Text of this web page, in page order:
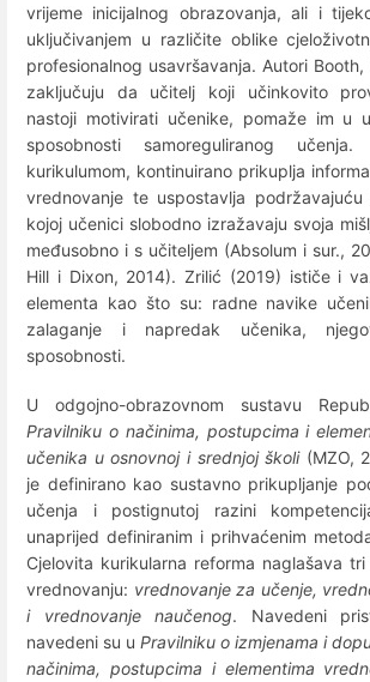
vrijeme inicijalnog obrazovanja, ali i
uključivanjem u različite oblike
profesionalnog usavršavanja. Autori
zaključuju da učitelj koji učinkovito
nastoji motivirati učenike, pomaže im u
sposobnosti samoreguliranog
kurikulumom, kontinuirano prikuplja
vrednovanje te uspostavlja
kojoj učenici slobodno izražavaju svoja
međusobno i s učiteljem (Absolum i sur.,
Hill i Dixon, 2014). Zrilić (2019) ističe i
elementa kao što su: radne navike
zalaganje i napredak učenika,
sposobnosti.
U odgojno-obrazovnom sustavu
Pravilniku o načinima, postupcima i
učenika u osnovnoj i srednjoj školi(MZO,
je definirano kao sustavno prikupljanje
učenja i postignutoj razini
unaprijed definiranim i prihvaćenim
Cjelovita kurikularna reforma naglašava
vrednovanju: vrednovanje za učenje,
i vrednovanje naučenog. Navedeni
navedeni su u Pravilniku o izmjenama i
načinima, postupcima i elementima